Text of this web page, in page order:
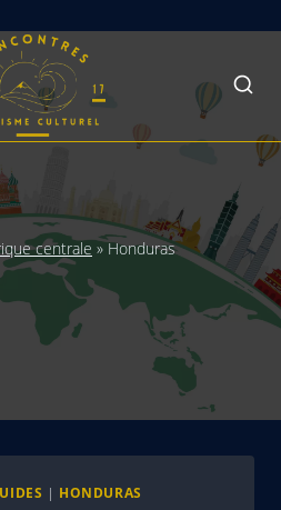
centrale »Honduras
| HONDURAS